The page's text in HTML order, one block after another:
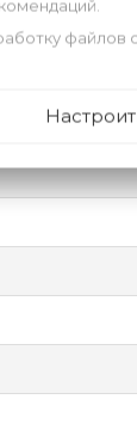
файлов